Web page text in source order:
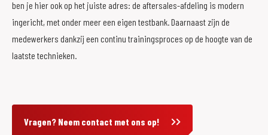
ben je hier ook op het juiste adres: de aftersales-afdeling is modern
ingericht, met onder meer een eigen testbank. Daarnaast zijn de
medewerkers dankzij een continu trainingsproces op de hoogte van de
laatste technieken.
Vragen? Neem contact met ons op!